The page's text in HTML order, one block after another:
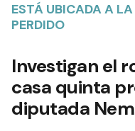
ESTÁ UBICADA A
PERDIDO
Investigan el
casa quinta
diputada